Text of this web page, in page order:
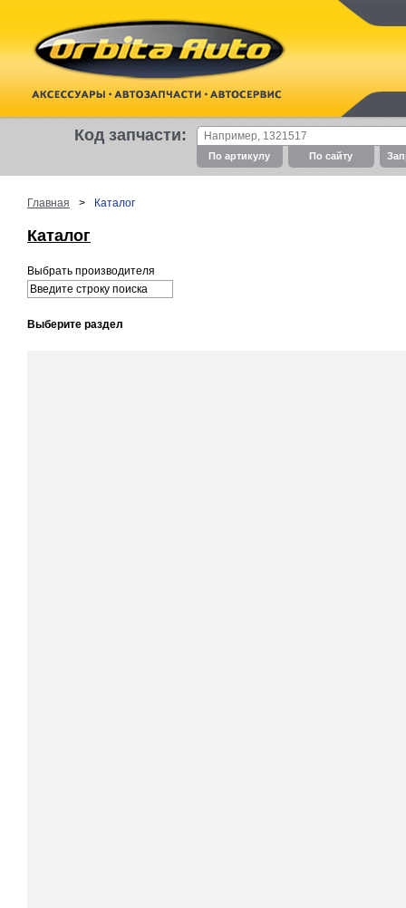
Код запчасти:
По артикулу По cайту
Главная > Каталог
Каталог
Выбрать производителя
Выберите раздел